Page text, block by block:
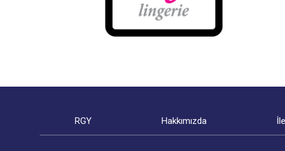
RGY Hakkımızda